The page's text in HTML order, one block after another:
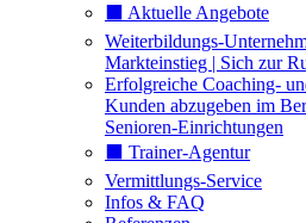
⬛️ Aktuelle Angebote
Weiterbildungs-
Markteinstieg | Sich zur
Erfolgreiche Coaching-
Kunden abzugeben im
Senioren-Einrichtungen
⬛️ Trainer-Agentur
Vermittlungs-Service
Infos & FAQ